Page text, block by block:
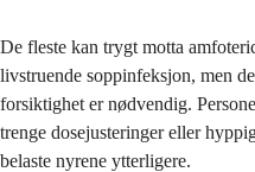
De fleste kan trygt motta
livstruende soppinfeksjon, men
forsiktighet er nødvendig.
trenge dosejusteringer eller
belaste nyrene ytterligere.